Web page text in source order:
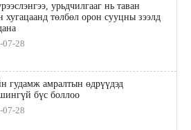
урьдчилгааг нь таван
төлбөл орон сууцны зээлд
07-28
гудамж амралтын өдрүүдэд
бүс боллоо
07-28